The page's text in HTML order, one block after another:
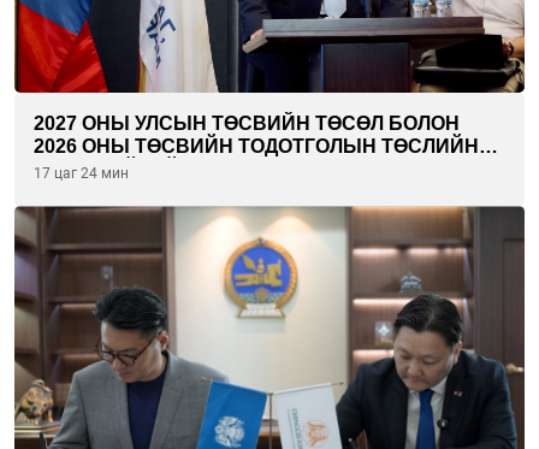
2027 ОНЫ УЛСЫН ТӨСВИЙН ТӨСӨЛ БОЛОН
2026 ОНЫ ТӨСВИЙН ТОДОТГОЛЫН ТӨСЛИЙН
ОЛОН НИЙТИЙН ХЭЛЭЛЦҮҮЛЭГ БОЛЛОО
17 цаг 24 мин